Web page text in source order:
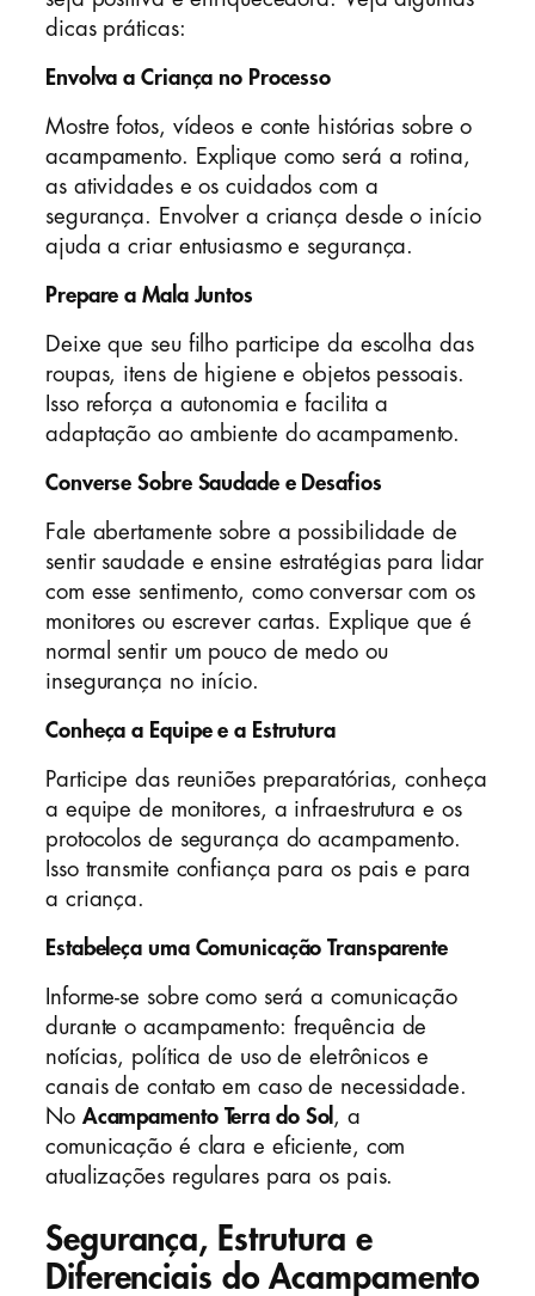
dicas práticas:
Envolva a Criança no Processo
Mostre fotos, vídeos e conte histórias sobre o
acampamento. Explique como será a rotina,
as atividades e os cuidados com a
segurança. Envolver a criança desde o início
ajuda a criar entusiasmo e segurança.
Prepare a Mala Juntos
Deixe que seu filho participe da escolha das
roupas, itens de higiene e objetos pessoais.
Isso reforça a autonomia e facilita a
adaptação ao ambiente do acampamento.
Converse Sobre Saudade e Desafios
Fale abertamente sobre a possibilidade de
sentir saudade e ensine estratégias para lidar
com esse sentimento, como conversar com os
monitores ou escrever cartas. Explique que é
normal sentir um pouco de medo ou
insegurança no início.
Conheça a Equipe e a Estrutura
Participe das reuniões preparatórias, conheça
a equipe de monitores, a infraestrutura e os
protocolos de segurança do acampamento.
Isso transmite confiança para os pais e para
a criança.
Estabeleça uma Comunicação Transparente
Informe-se sobre como será a comunicação
durante o acampamento: frequência de
notícias, política de uso de eletrônicos e
canais de contato em caso de necessidade.
No Acampamento Terra do Sol , a
comunicação é clara e eficiente, com
atualizações regulares para os pais.
Segurança, Estrutura e
Diferenciais do Acampamento